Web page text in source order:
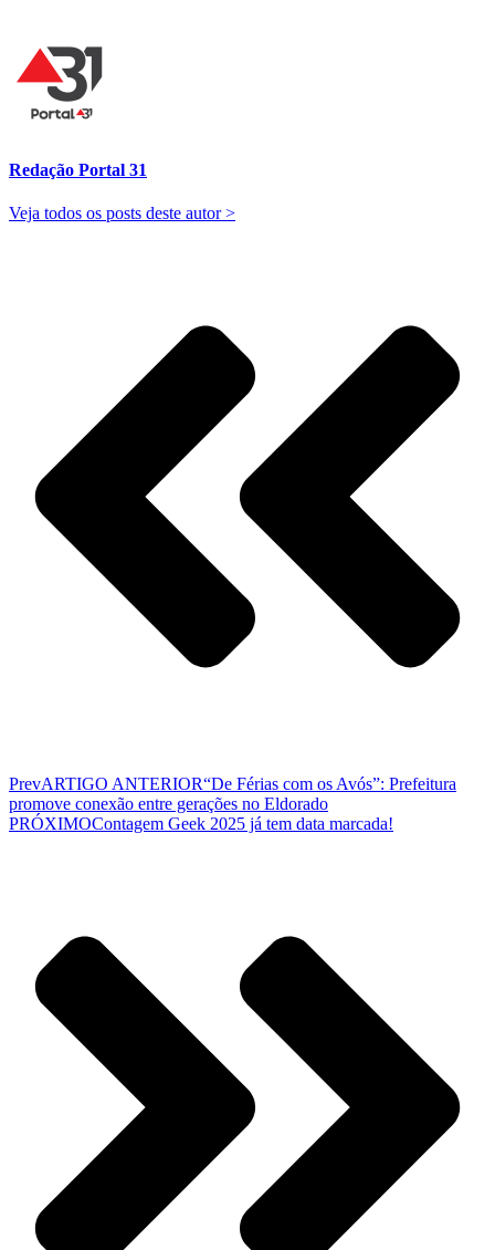
Redação Portal 31
Veja todos os posts deste autor >
PrevARTIGO ANTERIOR“De Férias com os Avós”: Prefeitura
promove conexão entre gerações no Eldorado
PRÓXIMOContagem Geek 2025 já tem data marcada!